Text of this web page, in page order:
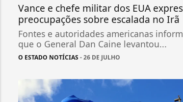
Vance e chefe militar dos EUA
preocupações sobre escalada no Irã
Fontes e autoridades americanas
que o General Dan Caine levantou...
O ESTADO NOTÍCIAS - 26 DE JULHO